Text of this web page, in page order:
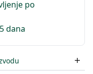
po
dana